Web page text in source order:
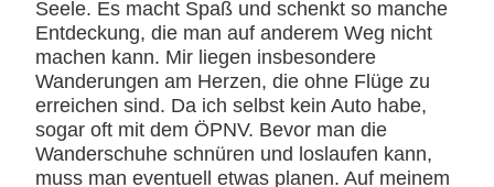
Seele. Es macht Spaß und schenkt so manche
Entdeckung, die man auf anderem Weg nicht
machen kann. Mir liegen insbesondere
Wanderungen am Herzen, die ohne Flüge zu
erreichen sind. Da ich selbst kein Auto habe,
sogar oft mit dem ÖPNV. Bevor man die
Wanderschuhe schnüren und loslaufen kann,
muss man eventuell etwas planen. Auf meinem